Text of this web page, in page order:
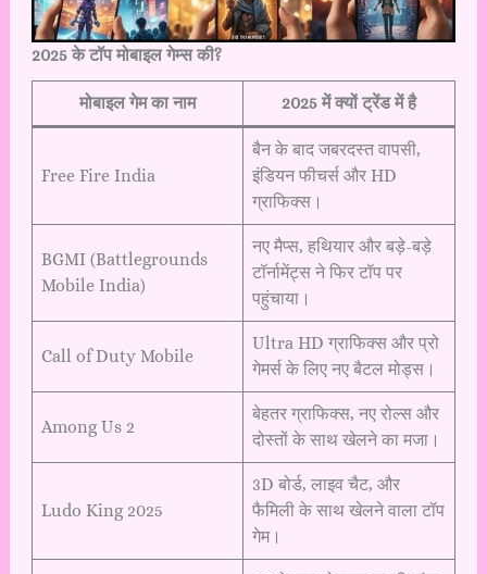
2025 के टॉप मोबाइल गेम्स की?
मोबाइल गेम का नाम 2025 में क्यों ट्रेंड में है
Free Fire India
बैन के बाद जबरदस्त वापसी,
इंडियन फीचर्स और HD
ग्राफिक्स।
BGMI (Battlegrounds
Mobile India)
नए मैप्स, हथियार और बड़े-बड़े
टॉर्नामेंट्स ने फिर टॉप पर
पहुंचाया।
Call of Duty Mobile
Ultra HD ग्राफिक्स और प्रो
गेमर्स के लिए नए बैटल मोड्स।
Among Us 2
बेहतर ग्राफिक्स, नए रोल्स और
दोस्तों के साथ खेलने का मजा।
Ludo King 2025
3D बोर्ड, लाइव चैट, और
फैमिली के साथ खेलने वाला टॉप
गेम।